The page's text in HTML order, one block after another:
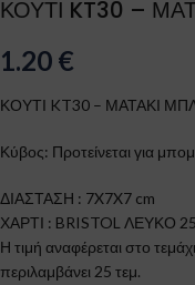
ΚΟΥΤΙ KT30 –
1.20 €
ΚΟΥΤΙ KT30 – ΜΑΤΑΚΙ
Κύβος: Προτείνεται για
ΔΙΑΣΤΑΣΗ : 7X7X7 cm
ΧΑΡΤΙ : BRISTOL ΛΕΥΚΟ
Η τιμή αναφέρεται στο
περιλαμβάνει 25 τεμ.